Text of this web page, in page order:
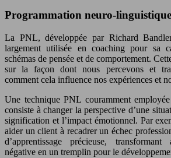
Programmation neuro-
La PNL, développée par Richard
largement utilisée en coaching pour sa
schémas de pensée et de comportement.
sur la façon dont nous percevons et
comment cela influence nos expériences et
Une technique PNL couramment
consiste à changer la perspective d’une
signification et l’impact émotionnel. Par
aider un client à recadrer un échec
d’apprentissage précieuse,
négative en un tremplin pour le